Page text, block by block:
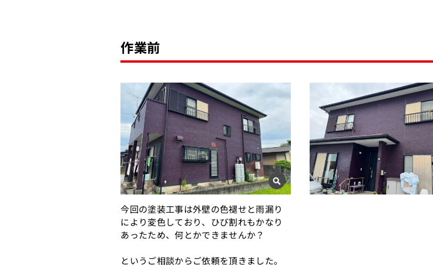
作業前
今回の塗装工事は外壁の色褪せと雨漏り
により変色しており、ひび割れもかなり
あったため、何とかできませんか？
というご相談からご依頼を頂きました。